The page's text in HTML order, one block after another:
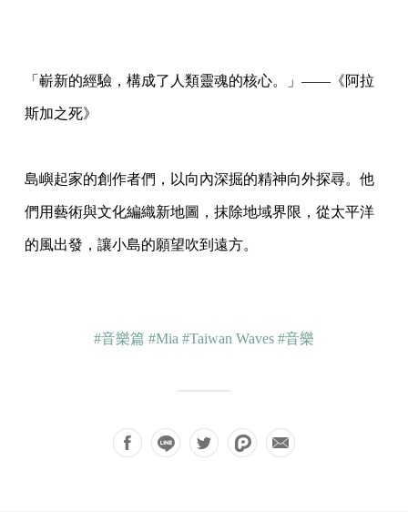
「嶄新的經驗，構成了人類靈魂的核心。」——《阿拉
斯加之死》
島嶼起家的創作者們，以向內深掘的精神向外探尋。他
們用藝術與文化編織新地圖，抹除地域界限，從太平洋
的風出發，讓小島的願望吹到遠方。
#音樂篇 #Mia #Taiwan Waves #音樂